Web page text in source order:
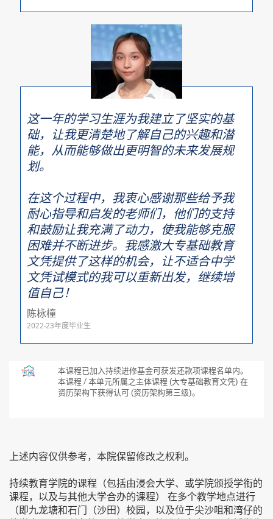
这一年的学习生涯为我建立了坚实的基
础，让我更清楚地了解自己的兴趣和潜
能，从而能够做出更明智的未来发展规
划。
在这个过程中，我衷心感谢那些给予我
耐心指导和启发的老师们，他们的支持
和鼓励让我充满了动力，使我能够克服
困难并不断进步。我感激大专基础教育
文凭提供了这样的机会，让不适合中学
文凭试模式的我可以重新出发，继续增
值自己！
陈栐橦
2022-23年度毕业生
本课程已加入持续进修基金可获发还款项课程名单内。
本课程 / 本单元所属之主体课程 (大专基础教育文凭) 在
资历架构下获得认可 (资历架构第三级)。
上述内容仅供参考，本院保留修改之权利。
持续教育学院的课程（包括由浸会大学、或学院颁授学衔的
课程，以及与其他大学合办的课程） 在多个教学地点进行
（即九龙塘和石门（沙田）校园，以及位于尖沙咀和湾仔的